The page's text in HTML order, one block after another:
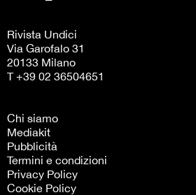
Rivista Undici
Via Garofalo 31
20133 Milano
T +39 02 36504651
Chi siamo
Mediakit
Pubblicità
Termini e condizioni
Privacy Policy
Cookie Policy